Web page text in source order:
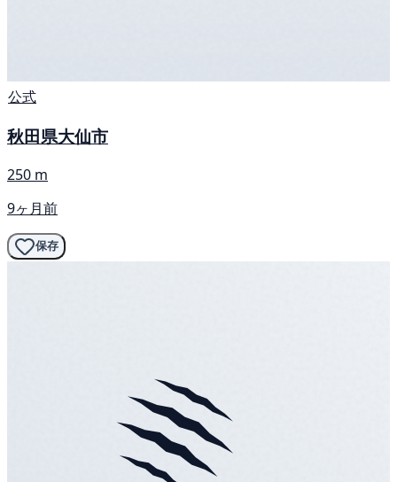
公式
秋田県大仙市
250 m
9ヶ月前
保存